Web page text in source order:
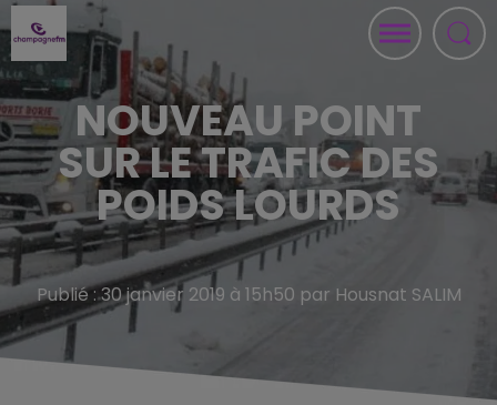
NOUVEAU POINT
SUR LE TRAFIC DES
POIDS LOURDS
Publié : 30 janvier 2019 à 15h50 par Housnat SALIM